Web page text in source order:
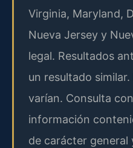
Virginia, Maryland,
Nueva Jersey y
legal. Resultados
un resultado
varían. Consulta
información
de carácter